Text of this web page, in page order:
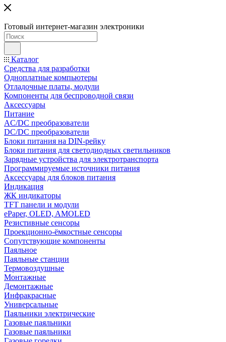
Готовый интернет-магазин электроники
Каталог
Средства для разработки
Одноплатные компьютеры
Отладочные платы, модули
Компоненты для беспроводной связи
Аксессуары
Питание
AC/DC преобразователи
DC/DC преобразователи
Блоки питания на DIN-рейку
Блоки питания для светодиодных светильников
Зарядные устройства для электротранспорта
Программируемые источники питания
Аксессуары для блоков питания
Индикация
ЖК индикаторы
TFT панели и модули
ePaper, OLED, AMOLED
Резистивные сенсоры
Проекционно-ёмкостные сенсоры
Сопутствующие компоненты
Паяльное
Паяльные станции
Термовоздушные
Монтажные
Демонтажные
Инфракрасные
Универсальные
Паяльники электрические
Газовые паяльники
Газовые паяльники